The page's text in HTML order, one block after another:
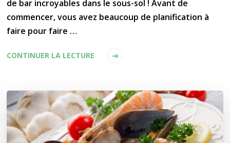
de bar incroyables dans le sous-sol ! Avant de
commencer, vous avez beaucoup de planification à
faire pour faire …
CONTINUER LA LECTURE